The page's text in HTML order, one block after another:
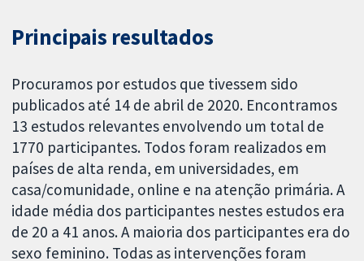
Principais resultados
Procuramos por estudos que tivessem sido
publicados até 14 de abril de 2020. Encontramos
13 estudos relevantes envolvendo um total de
1770 participantes. Todos foram realizados em
países de alta renda, em universidades, em
casa/comunidade, online e na atenção primária. A
idade média dos participantes nestes estudos era
de 20 a 41 anos. A maioria dos participantes era do
sexo feminino. Todas as intervenções foram